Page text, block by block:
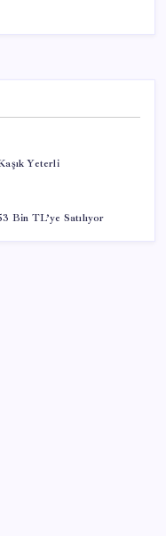
Yeterli
Bin TL’ye Satılıyor